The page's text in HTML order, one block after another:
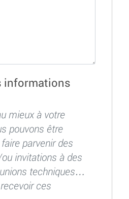
informations
mieux à votre
pouvons être
parvenir des
invitations à des
techniques…
ces